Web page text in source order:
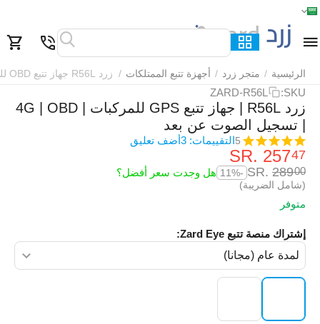
الرئيسية / متجر زرد / أجهزة تتبع الممتلكات / زرد R56L جهاز تتبع OBD للمركبات
SKU:
ZARD-R56L
زرد R56L | جهاز تتبع GPS للمركبات | 4G | OBD
| تسجيل الصوت عن بعد
5التقييمات: 3 أضف تعليق
SR.‎257
SR.‎289
-11% هل وجدت سعر أفضل؟
(شامل الضريبة)
متوفر
إشتراك منصة تتبع Zard Eye:
الرئيسية القائمة بحث السلة قائمة المفضلة